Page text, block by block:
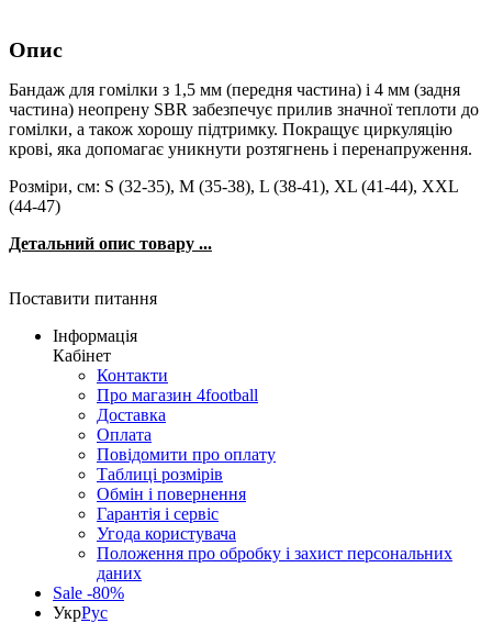
Опис
Бандаж для гомілки з 1,5 мм (передня частина) і 4 мм (задня
частина) неопрену SBR забезпечує прилив значної теплоти до
гомілки, а також хорошу підтримку. Покращує циркуляцію
крові, яка допомагає уникнути розтягнень і перенапруження.
Розміри, см: S (32-35), M (35-38), L (38-41), XL (41-44), XXL
(44-47)
Детальний опис товару ...
Поставити питання
Інформація
Кабінет
Контакти
Про магазин 4football
Доставка
Оплата
Повідомити про оплату
Таблиці розмірів
Обмін і повернення
Гарантія і сервіс
Угода користувача
Положення про обробку і захист персональних
даних
Sale -80%
УкрРус